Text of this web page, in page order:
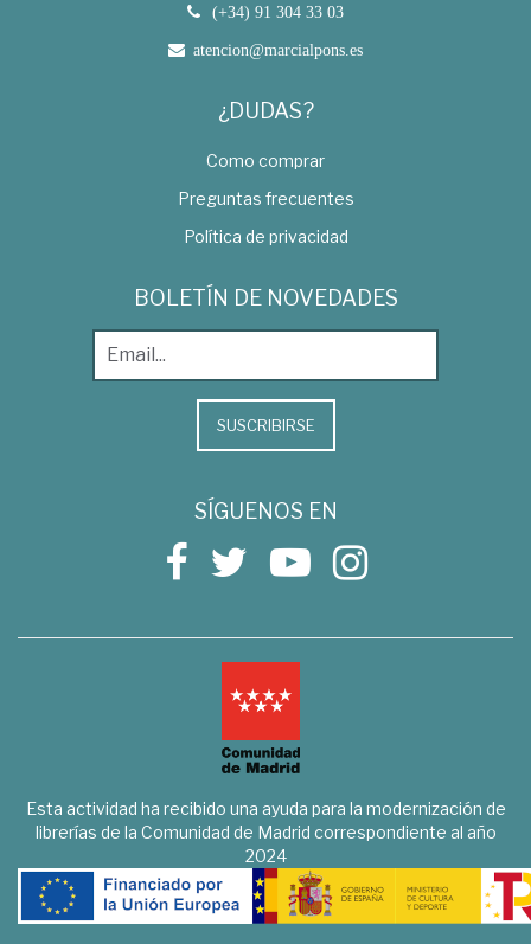
(+34) 91 304 33 03
atencion@marcialpons.es
¿DUDAS?
Como comprar
Preguntas frecuentes
Política de privacidad
BOLETÍN DE NOVEDADES
SUSCRIBIRSE
SÍGUENOS EN
Esta actividad ha recibido una ayuda para la modernización de
librerías de la Comunidad de Madrid correspondiente al año
2024